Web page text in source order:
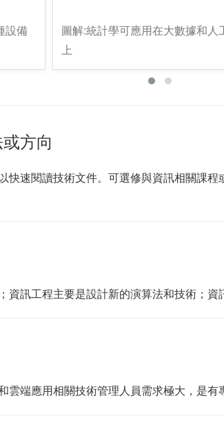
設備
圖解:統計學可應用在大數據和人
上
方向
快速閱讀技術文件。可選修與資訊相關課
資訊工程主要是設計新的演算法和技術；
雲端應用相關技術管理人員需求極大，是有